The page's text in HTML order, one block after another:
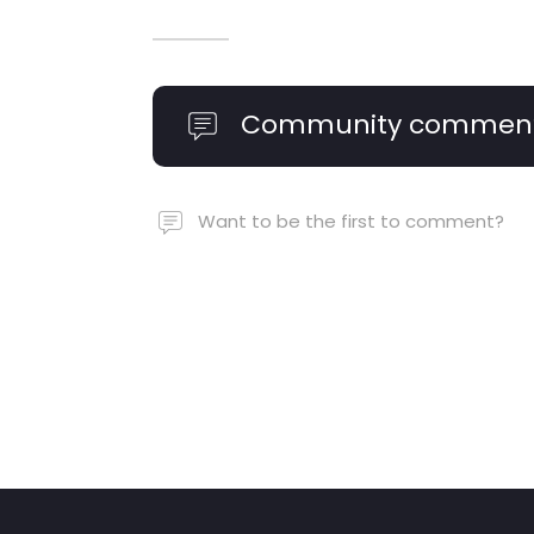
Community
Want to be the first to comment?